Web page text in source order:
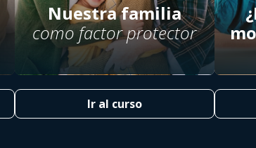
Nuestra familia
como factor protector
Ir al curso